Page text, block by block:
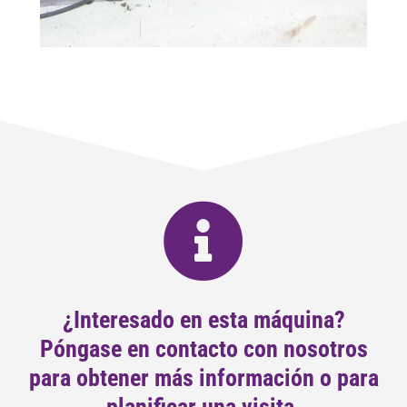
¿Interesado en esta máquina?
Póngase en contacto con nosotros
para obtener más información o para